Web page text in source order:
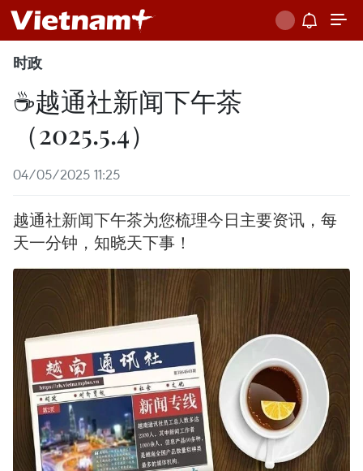
时政
☕️️越通社新闻下午茶
（2025.5.4）
04/05/2025 11:25
越通社新闻下午茶为您梳理今日主要资讯，每
天一分钟，知晓天下事！